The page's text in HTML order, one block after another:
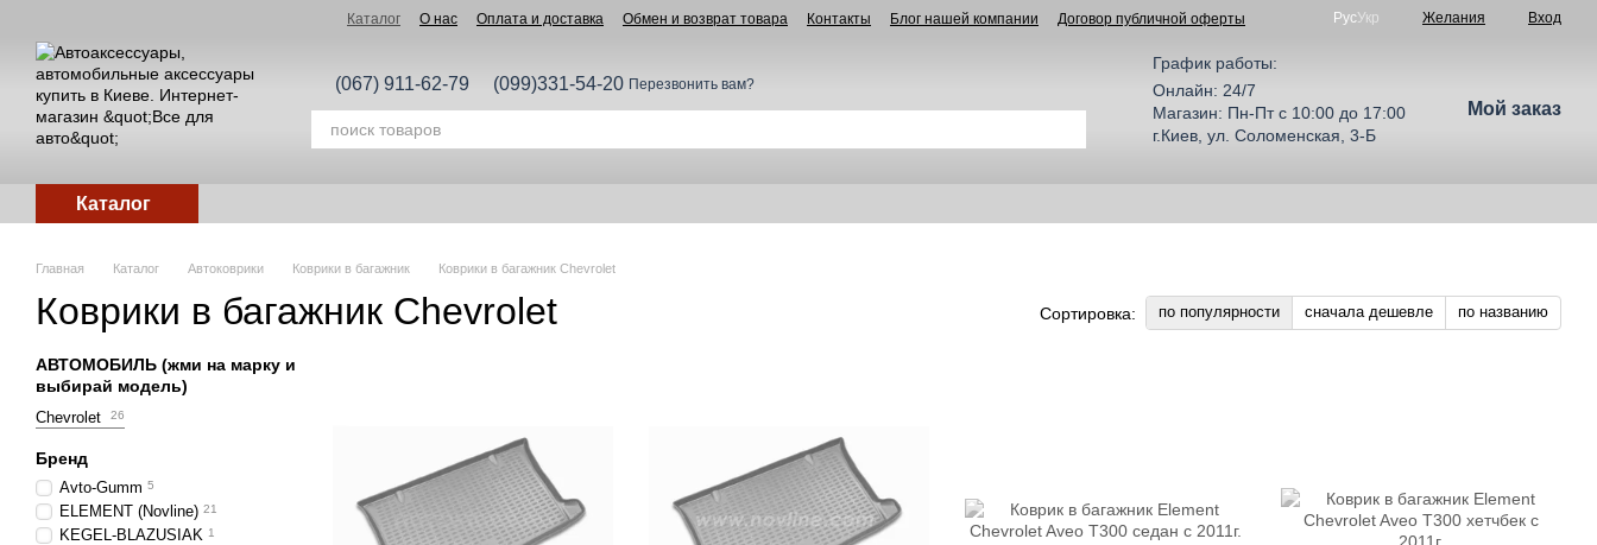
Каталог О нас Оплата и доставка Обмен и возврат товара Контакты Блог нашей компании Договор публичной оферты РусУкр Желания Вход
(067) 911-62-79 (099)331-54-20 Перезвонить вам?
График работы:
Онлайн: 24/7
Магазин: Пн-Пт с 10:00 до 17:00
г.Киев, ул. Соломенская, 3-Б
Мой заказ
Каталог
Главная Каталог Автоковрики Коврики в багажник Коврики в багажник Chevrolet
Коврики в багажник Chevrolet Сортировка: по популярности сначала дешевле по названию
АВТОМОБИЛЬ (жми на марку и
выбирай модель)
Chevrolet 26
Бренд
Avto-Gumm 5
ELEMENT (Novline) 21
KEGEL-BLAZUSIAK 1